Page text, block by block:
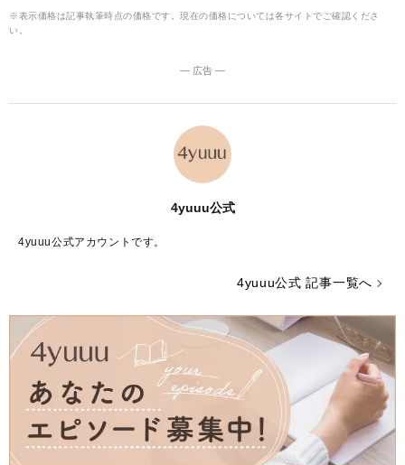
※表示価格は記事執筆時点の価格です。現在の価格については各サイトでご確認くださ
い。
― 広告 ―
4yuuu公式
4yuuu公式アカウントです。
4yuuu公式 記事一覧へ